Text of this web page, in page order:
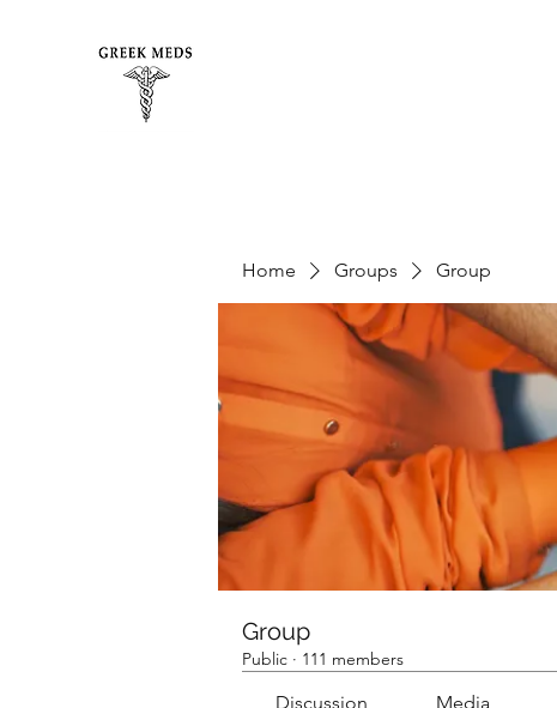
Home Groups Group
Group
Public · 111 members
Discussion Media